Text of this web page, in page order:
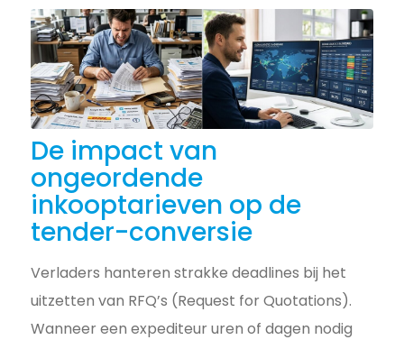
De impact van
ongeordende
inkooptarieven op de
tender-conversie
Verladers hanteren strakke deadlines bij het
uitzetten van RFQ’s (Request for Quotations).
Wanneer een expediteur uren of dagen nodig